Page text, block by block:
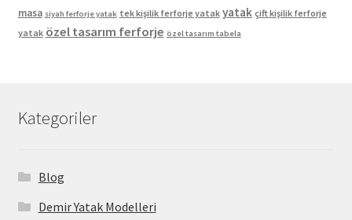
masa siyah ferforje yatak tek kişilik ferforje yatak yatak çift kişilik ferforje
yatak özel tasarım ferforje özel tasarım tabela
Kategoriler
Blog
Demir Yatak Modelleri